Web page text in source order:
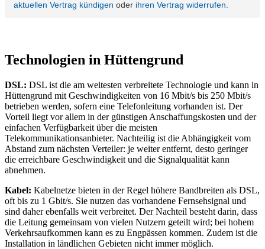
Technologien in Hüttengrund
DSL: DSL ist die am weitesten verbreitete Technologie und kann in
Hüttengrund mit Geschwindigkeiten von 16 Mbit/s bis 250 Mbit/s
betrieben werden, sofern eine Telefonleitung vorhanden ist. Der
Vorteil liegt vor allem in der günstigen Anschaffungskosten und der
einfachen Verfügbarkeit über die meisten
Telekommunikationsanbieter. Nachteilig ist die Abhängigkeit vom
Abstand zum nächsten Verteiler: je weiter entfernt, desto geringer
die erreichbare Geschwindigkeit und die Signalqualität kann
abnehmen.
Kabel: Kabelnetze bieten in der Regel höhere Bandbreiten als DSL,
oft bis zu 1 Gbit/s. Sie nutzen das vorhandene Fernsehsignal und
sind daher ebenfalls weit verbreitet. Der Nachteil besteht darin, dass
die Leitung gemeinsam von vielen Nutzern geteilt wird; bei hohem
Verkehrsaufkommen kann es zu Engpässen kommen. Zudem ist die
Installation in ländlichen Gebieten nicht immer möglich.